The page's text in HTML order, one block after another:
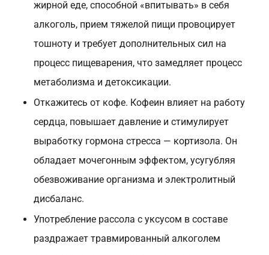
жирной еде, способной «впитывать» в себя
алкоголь, прием тяжелой пищи провоцирует
тошноту и требует дополнительных сил на
процесс пищеварения, что замедляет процесс
метаболизма и детоксикации.
Откажитесь от кофе. Кофеин влияет на работу
сердца, повышает давление и стимулирует
выработку гормона стресса — кортизола. Он
обладает мочегонным эффектом, усугубляя
обезвоживание организма и электролитный
дисбаланс.
Употребление рассола с уксусом в составе
раздражает травмированный алкоголем